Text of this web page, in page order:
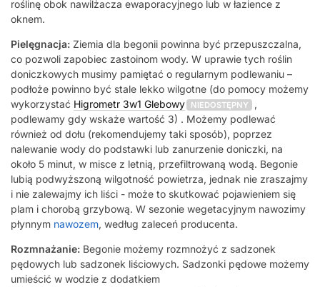
roślinę obok nawilżacza ewaporacyjnego lub w łazience z
oknem.
Pielęgnacja: Ziemia dla begonii powinna być przepuszczalna,
co pozwoli zapobiec zastoinom wody. W uprawie tych roślin
doniczkowych musimy pamiętać o regularnym podlewaniu –
podłoże powinno być stale lekko wilgotne (do pomocy możemy
wykorzystać Higrometr 3w1 Glebowy NIEDOSTĘPNY
,
podlewamy gdy wskaże wartość 3) . Możemy podlewać
również od dołu (rekomendujemy taki sposób), poprzez
nalewanie wody do podstawki lub zanurzenie doniczki, na
około 5 minut, w misce z letnią, przefiltrowaną wodą. Begonie
lubią podwyższoną wilgotność powietrza, jednak nie zraszajmy
i nie zalewajmy ich liści - może to skutkować pojawieniem się
plam i chorobą grzybową. W sezonie wegetacyjnym nawozimy
płynnym nawozem, według zaleceń producenta.
Rozmnażanie: Begonie możemy rozmnożyć z sadzonek
pędowych lub sadzonek liściowych. Sadzonki pędowe możemy
umieścić w wodzie z dodatkiem